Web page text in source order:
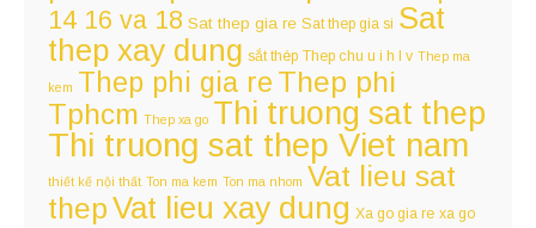
14 16 va 18 Sat thep gia re Sat thep gia si Sat
thep xay dung sắt thép Thep chu u i h l v Thep ma
kem Thep phi gia re Thep phi
Tphcm Thep xa go Thi truong sat thep
Thi truong sat thep Viet nam
thiết kế nội thất Ton ma kem Ton ma nhom Vat lieu sat
thepVat lieu xay dung Xa go gia re xa go